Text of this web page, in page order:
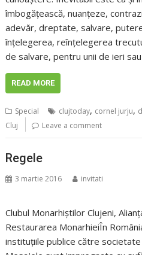
îmbogăţească, nuanţeze,
adevăr, dreptate, salvare,
înţelegerea, reînţelegerea
de salvare, pentru unii de ieri
READ MORE
Special clujtoday, cornel jurju,
Cluj
Leave a comment
Regele
3 martie 2016 invitati
Clubul Monarhiștilor Clujeni,
Restaurarea MonarhieiÎn
instituţiile publice către